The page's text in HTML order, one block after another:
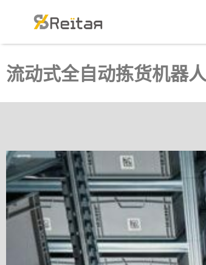
流动式全自动拣货机器人